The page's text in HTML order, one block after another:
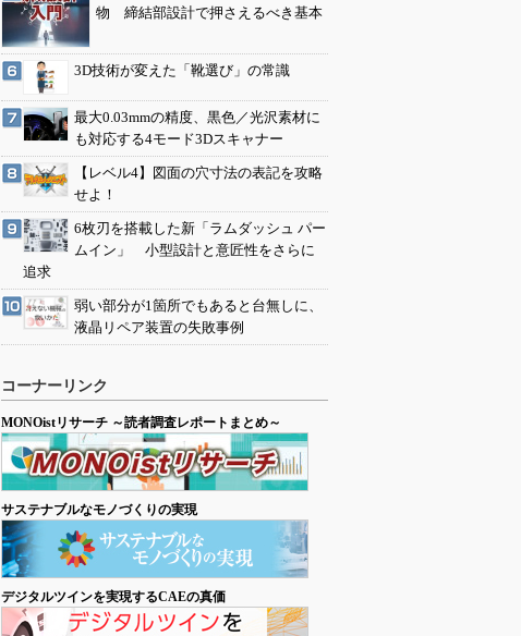
物 締結部設計で押さえるべき基本
3D技術が変えた「靴選び」の常識
最大0.03mmの精度、黒色／光沢素材に
も対応する4モード3Dスキャナー
【レベル4】図面の穴寸法の表記を攻略
せよ！
6枚刃を搭載した新「ラムダッシュ パー
ムイン」 小型設計と意匠性をさらに
追求
弱い部分が1箇所でもあると台無しに、
液晶リペア装置の失敗事例
コーナーリンク
MONOistリサーチ ～読者調査レポートまとめ～
サステナブルなモノづくりの実現
デジタルツインを実現するCAEの真価